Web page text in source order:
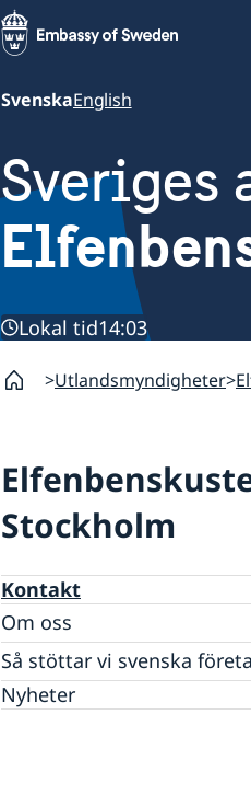
SvenskaEnglish
Sveriges
Lokal tid14:03
Utlandsmyndigheter
Stockholm
Kontakt
Om oss
Dataskyddspolicy (GDPR)
Så stöttar vi svenska
Vi är en resurs för svenska
Team Sweden
Nyheter